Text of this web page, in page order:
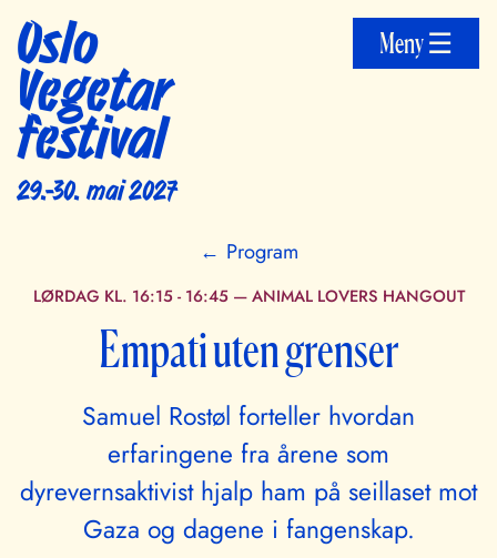
Oslo
Vegetar
festival
29.-30. mai 2027
Meny ☰
← Program
LØRDAG KL. 16:15 - 16:45 —ANIMAL LOVERS HANGOUT
Empati uten grenser
Samuel Rostøl forteller hvordan
erfaringene fra årene som
dyrevernsaktivist hjalp ham på seillaset mot
Gaza og dagene i fangenskap.